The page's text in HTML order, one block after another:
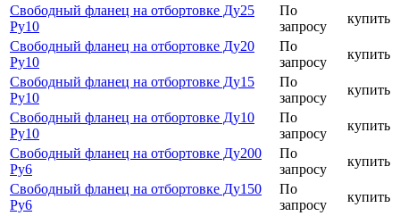
Свободный фланец на отбортовке Ду25
Ру10
По
запросу
купить
Свободный фланец на отбортовке Ду20
Ру10
По
запросу
купить
Свободный фланец на отбортовке Ду15
Ру10
По
запросу
купить
Свободный фланец на отбортовке Ду10
Ру10
По
запросу
купить
Свободный фланец на отбортовке Ду200
Ру6
По
запросу
купить
Свободный фланец на отбортовке Ду150
Ру6
По
запросу
купить